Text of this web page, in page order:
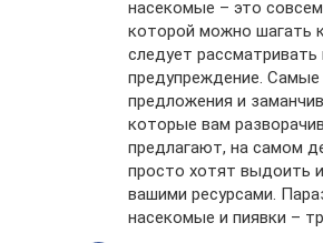
насекомые – это совсем
которой можно шагать
следует рассматривать
предупреждение.
предложения и
которые вам
предлагают, на самом
просто хотят выдоить
вашими ресурсами.
насекомые и пиявки –